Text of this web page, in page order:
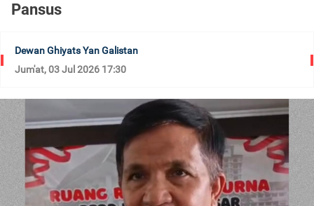
Pansus
Dewan Ghiyats Yan Galistan
Jum'at, 03 Jul 2026 17:30